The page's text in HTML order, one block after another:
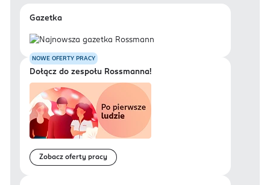
Gazetka
NOWE OFERTY PRACY
Dołącz do zespołu Rossmanna!
Zobacz oferty pracy